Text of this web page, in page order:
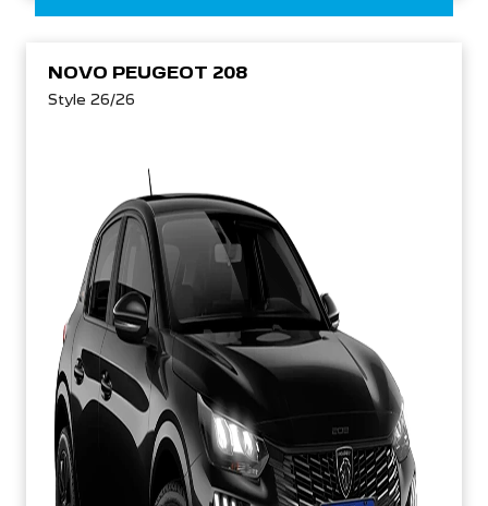
NOVO PEUGEOT 208
Style 26/26